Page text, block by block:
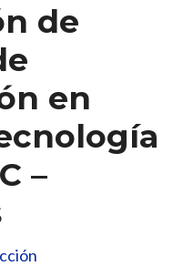
de
en
–